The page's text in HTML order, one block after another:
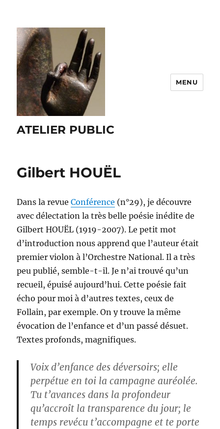
ATELIER PUBLIC
MENU
Gilbert HOUËL
Dans la revueConférence (n°29), je découvre
avec délectation la très belle poésie inédite de
Gilbert HOUËL (1919-2007). Le petit mot
d’introduction nous apprend que l’auteur était
premier violon à l’Orchestre National. Il a très
peu publié, semble-t-il. Je n’ai trouvé qu’un
recueil, épuisé aujourd’hui. Cette poésie fait
écho pour moi à d’autres textes, ceux de
Follain, par exemple. On y trouve la même
évocation de l’enfance et d’un passé désuet.
Textes profonds, magnifiques.
Voix d’enfance des déversoirs; elle
perpétue en toi la campagne auréolée.
Tu t’avances dans la profondeur
qu’accroît la transparence du jour; le
temps revécu t’accompagne et te porte